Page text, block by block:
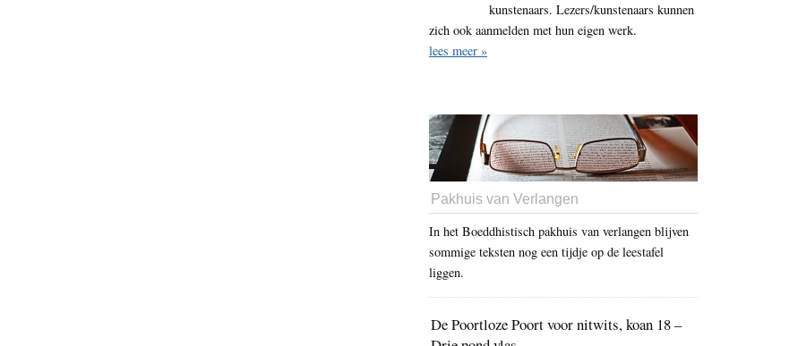
kunstenaars. Lezers/kunstenaars kunnen
zich ook aanmelden met hun eigen werk.
lees meer »
Pakhuis van Verlangen
In het Boeddhistisch pakhuis van verlangen blijven
sommige teksten nog een tijdje op de leestafel
liggen.
De Poortloze Poort voor nitwits, koan 18 –